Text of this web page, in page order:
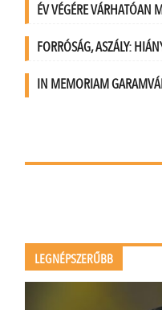
ÉV VÉGÉRE VÁRHATÓAN
FORRÓSÁG, ASZÁLY:
IN MEMORIAM
LEGNÉPSZERŰBB